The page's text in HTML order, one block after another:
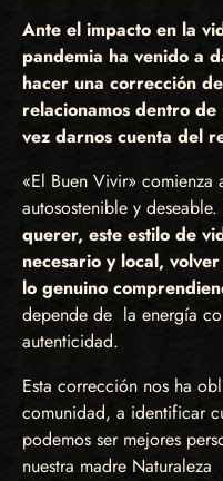
Ante el impacto en la
pandemia ha venido a
hacer una corrección
relacionamos dentro
vez darnos cuenta del
«El Buen Vivir» comienza
autosostenible y deseable.
querer, este estilo de
necesario y local,
lo genuino
depende de la energía
autenticidad.
Esta corrección nos ha
comunidad, a identificar
podemos ser mejores
nuestra madre Naturaleza